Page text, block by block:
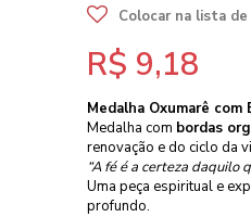
Colocar na lista
R$ 9,18
Medalha Oxumarê com
Medalha com bordas
renovação e do ciclo da
“A fé é a certeza daquilo
Uma peça espiritual e
profundo.